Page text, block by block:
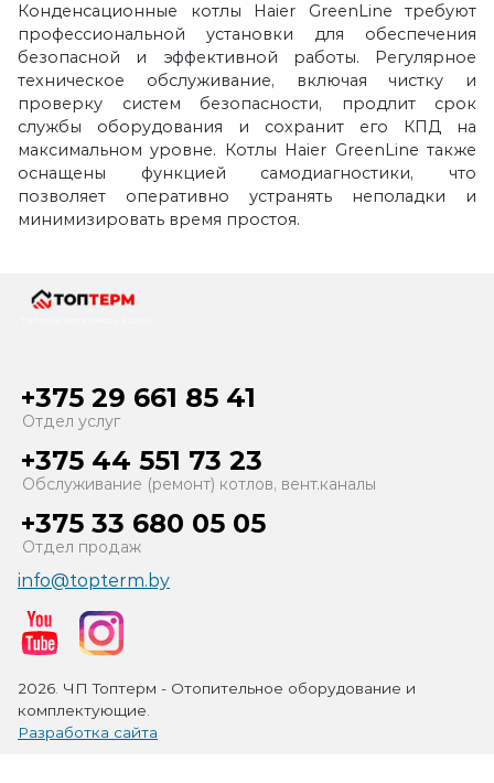
Конденсационные котлы Haier GreenLine требуют
профессиональной установки для обеспечения
безопасной и эффективной работы. Регулярное
техническое обслуживание, включая чистку и
проверку систем безопасности, продлит срок
службы оборудования и сохранит его КПД на
максимальном уровне. Котлы Haier GreenLine также
оснащены функцией самодиагностики, что
позволяет оперативно устранять неполадки и
минимизировать время простоя.
+375 29 661 85 41
Отдел услуг
+375 44 551 73 23
Обслуживание (ремонт) котлов, вент.каналы
+375 33 680 05 05
Отдел продаж
info@topterm.by
2026. ЧП Топтерм - Отопительное оборудование и
комплектующие.
Разработка сайта